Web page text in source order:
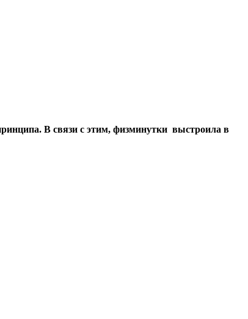
В связи с этим, физминутки выстроила в